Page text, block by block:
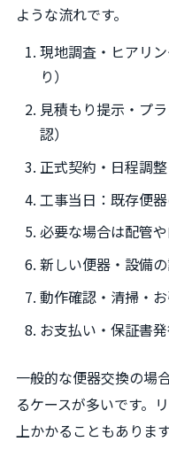
ような流れです。
現地調査・ヒアリ
り）
見積もり提示・プ
認）
正式契約・日程調整
工事当日：既存便
必要な場合は配管
新しい便器・設備
動作確認・清掃・
お支払い・保証書
一般的な便器交換の場
るケースが多いです。
上かかることもあります